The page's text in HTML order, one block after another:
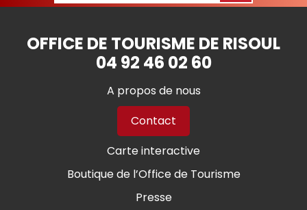
OFFICE DE TOURISME DE RISOUL
04 92 46 02 60
A propos de nous
Contact
Carte interactive
Boutique de l’Office de Tourisme
Presse